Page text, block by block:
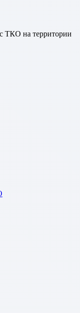
ТКО на территории